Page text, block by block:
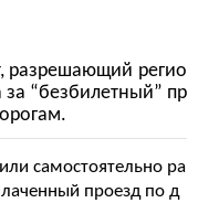
разрешающий регио
“безбилетный” пр
самостоятельно ра
проезд по д